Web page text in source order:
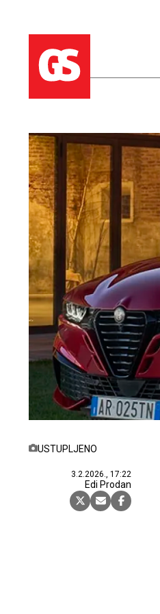
USTUPLJENO
3.2.2026., 17:22
Edi Prodan